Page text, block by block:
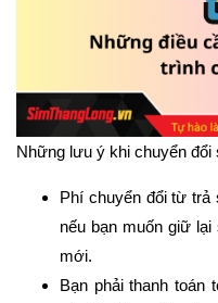
Những lưu ý khi chuyển
Phí chuyển đổi từ trả
nếu bạn muốn giữ
mới.
Bạn phải thanh